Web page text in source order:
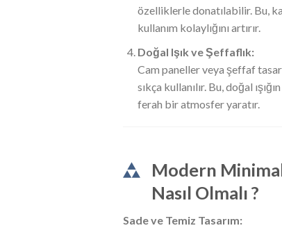
özelliklerle donatılabilir. Bu,
kullanım kolaylığını artırır.
Doğal Işık ve Şeffaflık:
Cam paneller veya şeffaf
sıkça kullanılır. Bu, doğal
ferah bir atmosfer yaratır.
Modern
Nasıl Olmalı ?
Sade ve Temiz Tasarım: